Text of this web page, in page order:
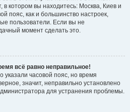
в котором вы находитесь: Москва, Киев и
пояс, как и большинство настроек,
пользователи. Если вы не
момент сделать это.
всё равно неправильное!
указали часовой пояс, но время
значит, неправильно установлено
для устранения проблемы.